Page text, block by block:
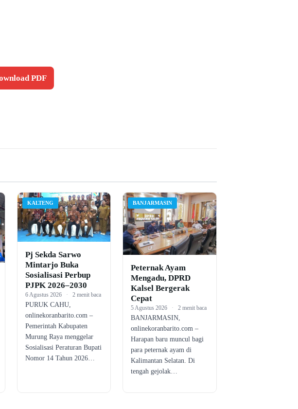
PDF
KALTENG
Pj Sekda Sarwo
Mintarjo Buka
Sosialisasi Perbup
PJPK 2026–2030
6 Agustus 2026 · 2 menit baca
PURUK CAHU,
onlinekoranbarito.com –
Pemerintah Kabupaten
Murung Raya menggelar
Sosialisasi Peraturan Bupati
Nomor 14 Tahun 2026…
BANJARMASIN
Peternak Ayam
Mengadu, DPRD
Kalsel Bergerak
Cepat
5 Agustus 2026 · 2 menit baca
BANJARMASIN,
onlinekoranbarito.com –
Harapan baru muncul bagi
para peternak ayam di
Kalimantan Selatan. Di
tengah gejolak…